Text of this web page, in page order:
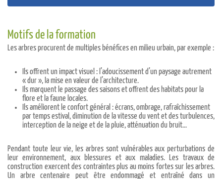
Motifs de la formation
Les arbres procurent de multiples bénéfices en milieu urbain, par exemple :
Ils offrent un impact visuel : l’adoucissement d’un paysage autrement
« dur », la mise en valeur de l’architecture.
Ils marquent le passage des saisons et offrent des habitats pour la
flore et la faune locales.
Ils améliorent le confort général : écrans, ombrage, rafraîchissement
par temps estival, diminution de la vitesse du vent et des turbulences,
interception de la neige et de la pluie, atténuation du bruit...
Pendant toute leur vie, les arbres sont vulnérables aux perturbations de
leur environnement, aux blessures et aux maladies. Les travaux de
construction exercent des contraintes plus au moins fortes sur les arbres.
Un arbre centenaire peut être endommagé et entraîné dans un